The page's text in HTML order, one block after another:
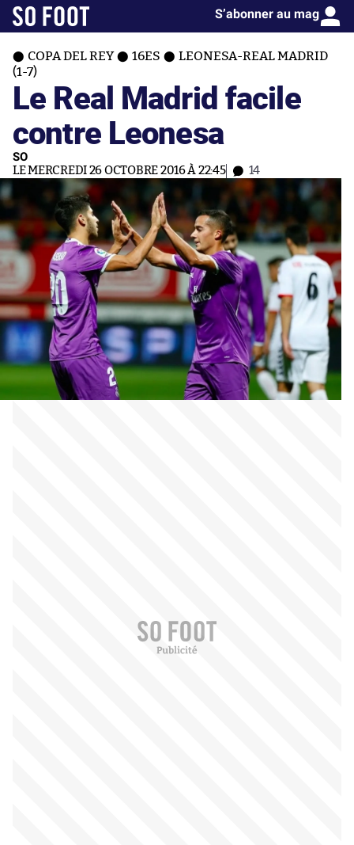
S’abonner au mag
COPA DEL REY 16ES
LEONESA-REAL MADRID
(1-7)
Le Real Madrid facile
contre Leonesa
SO
LE MERCREDI 26 OCTOBRE 2016 À 22:45 14